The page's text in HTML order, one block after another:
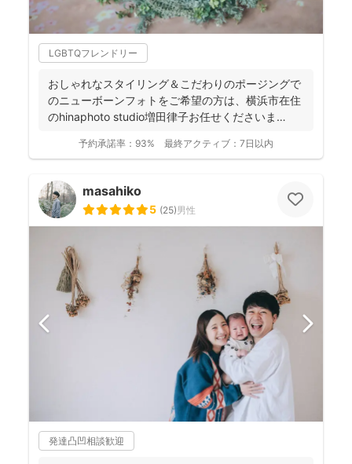
LGBTQフレンドリー
おしゃれなスタイリング＆こだわりのポージングで
のニューボーンフォトをご希望の方は、横浜市在住
のhinaphoto studio増田律子お任せくださいま
予約承諾率： 93% 最終アクティブ： 7日以内
masahiko
5 (25)男性
発達凸凹相談歓迎